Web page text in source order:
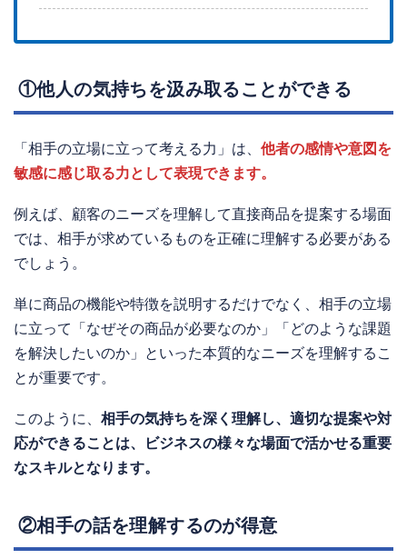
①他人の気持ちを汲み取ることができる
「相手の立場に立って考える力」は、 他者の感情や意図を
敏感に感じ取る力として表現できます。
例えば、顧客のニーズを理解して直接商品を提案する場面
では、相手が求めているものを正確に理解する必要がある
でしょう。
単に商品の機能や特徴を説明するだけでなく、相手の立場
に立って「なぜその商品が必要なのか」「どのような課題
を解決したいのか」といった本質的なニーズを理解するこ
とが重要です。
このように、 相手の気持ちを深く理解し、適切な提案や対
応ができることは、ビジネスの様々な場面で活かせる重要
なスキルとなります。
②相手の話を理解するのが得意